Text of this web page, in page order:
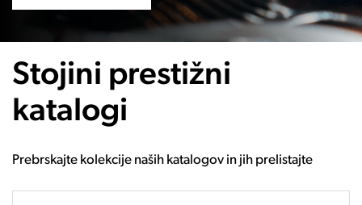
Stojini prestižni
katalogi
Prebrskajte kolekcije naših katalogov in jih prelistajte